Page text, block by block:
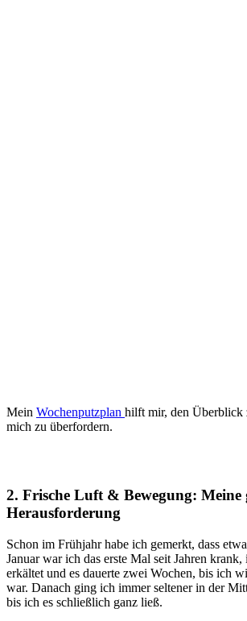
Mein Wochenputzplan hilft mir, den Überblick
mich zu überfordern.
2. Frische Luft & Bewegung: Meine
Herausforderung
Schon im Frühjahr habe ich gemerkt, dass
Januar war ich das erste Mal seit Jahren
erkältet und es dauerte zwei Wochen, bis ich
war. Danach ging ich immer seltener in der
bis ich es schließlich ganz ließ.